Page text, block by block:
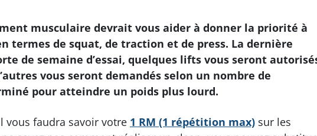
musculaire devrait vous aider à donner la priorité à
termes de squat, de traction et de press. La dernière
de semaine d’essai, quelques lifts vous seront
vous seront demandés selon un nombre de
pour atteindre un poids plus lourd.
vous faudra savoir votre 1 RM (1 répétition max) sur les